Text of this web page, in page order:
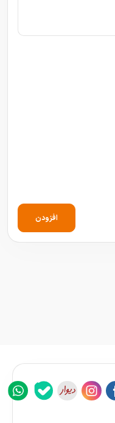
افزودن